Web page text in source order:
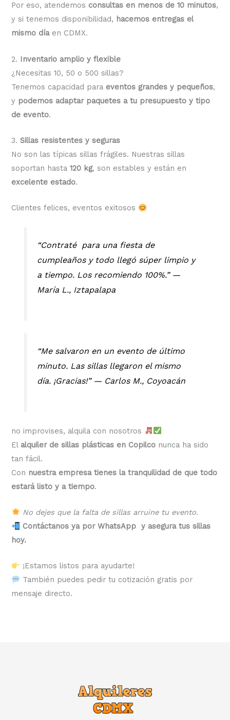
Por eso, atendemos consultas en menos de 10 minutos,
y si tenemos disponibilidad, hacemos entregas el
mismo díaen CDMX.
2. Inventario amplio y flexible
¿Necesitas 10, 50 o 500 sillas?
Tenemos capacidad para eventos grandes y pequeños,
y podemos adaptar paquetes a tu presupuesto y tipo
de evento.
3.Sillas resistentes y seguras
No son las típicas sillas frágiles. Nuestras sillas
soportan hasta120 kg, son estables y están en
excelente estado.
Clientes felices, eventos exitosos
“Contraté para una fiesta de
cumpleaños y todo llegó súper limpio y
a tiempo. Los recomiendo 100%.” —
María L., Iztapalapa
“Me salvaron en un evento de último
minuto. Las sillas llegaron el mismo
día. ¡Gracias!” — Carlos M., Coyoacán
no improvises, alquila con nosotros
El alquiler de sillas plásticas en Copilco nunca ha sido
tan fácil.
Con nuestra empresa tienes la tranquilidad de que todo
estará listo y a tiempo.
No dejes que la falta de sillas arruine tu evento.
Contáctanos ya por WhatsApp y asegura tus sillas
hoy.
¡Estamos listos para ayudarte!
También puedes pedir tu cotización gratis por
mensaje directo.